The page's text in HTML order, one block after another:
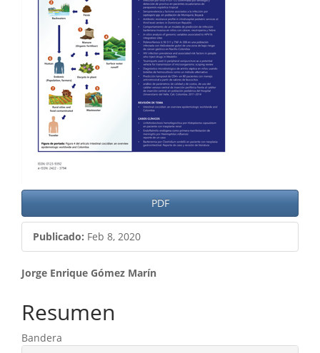
PDF
Publicado: Feb 8, 2020
Contenido
principal
del
Jorge Enrique Gómez Marín
Resumen
Bandera